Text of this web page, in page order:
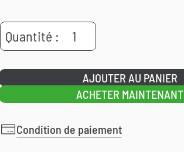
Quantité : quantité
de
VirocidAJOUTER AU PANIER
ACHETER MAINTENANT
Condition de paiement